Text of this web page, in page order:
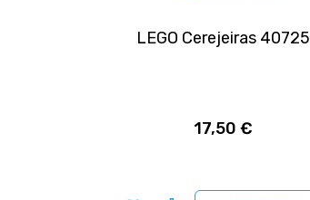
LEGO Cerejeiras 40725
17,50 €